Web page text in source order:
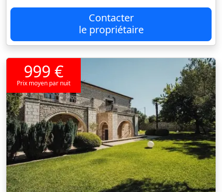
Contacter
le propriétaire
999 €
Prix moyen par nuit